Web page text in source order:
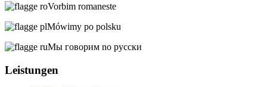
Vorbim romaneste
Mówimy po polsku
Мы говорим no русски
Leistungen